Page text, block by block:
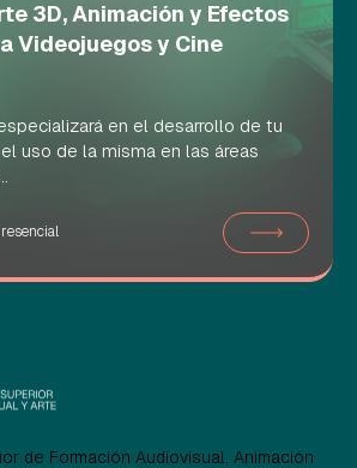
3D, Animación y Efectos
Videojuegos y Cine
en el desarrollo de tu
uso de la misma en las áreas
de Formación Audiovisual, Animación